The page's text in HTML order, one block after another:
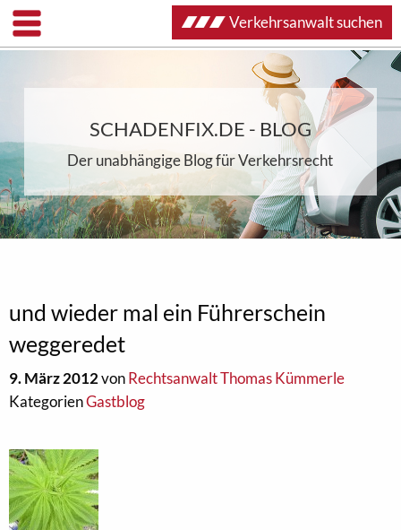
SCHADENFIX.DE - BLOG
Der unabhängige Blog für Verkehrsrecht
und wieder mal ein Führerschein
weggeredet
9. März 2012vonRechtsanwalt Thomas Kümmerle
KategorienGastblog
Verkehrsanwalt suchen